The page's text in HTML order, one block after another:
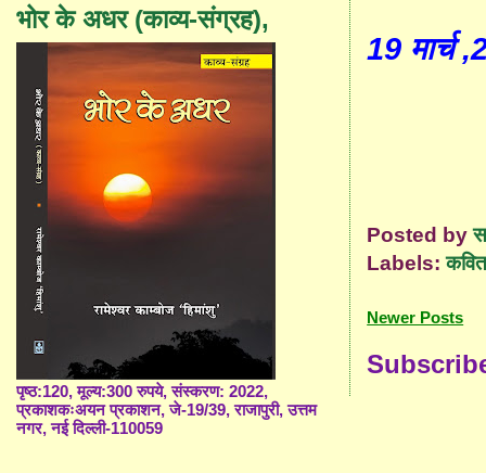
19 मार्च
Posted by
Labels:
Newer Posts
भोर के अधर (काव्य-संग्रह),
पृष्ठ:120, मूल्य:300 रुपये, संस्करण: 2022,
प्रकाशकःअयन प्रकाशन, जे-19/39, राजापुरी, उत्तम
नगर, नई दिल्ली-110059